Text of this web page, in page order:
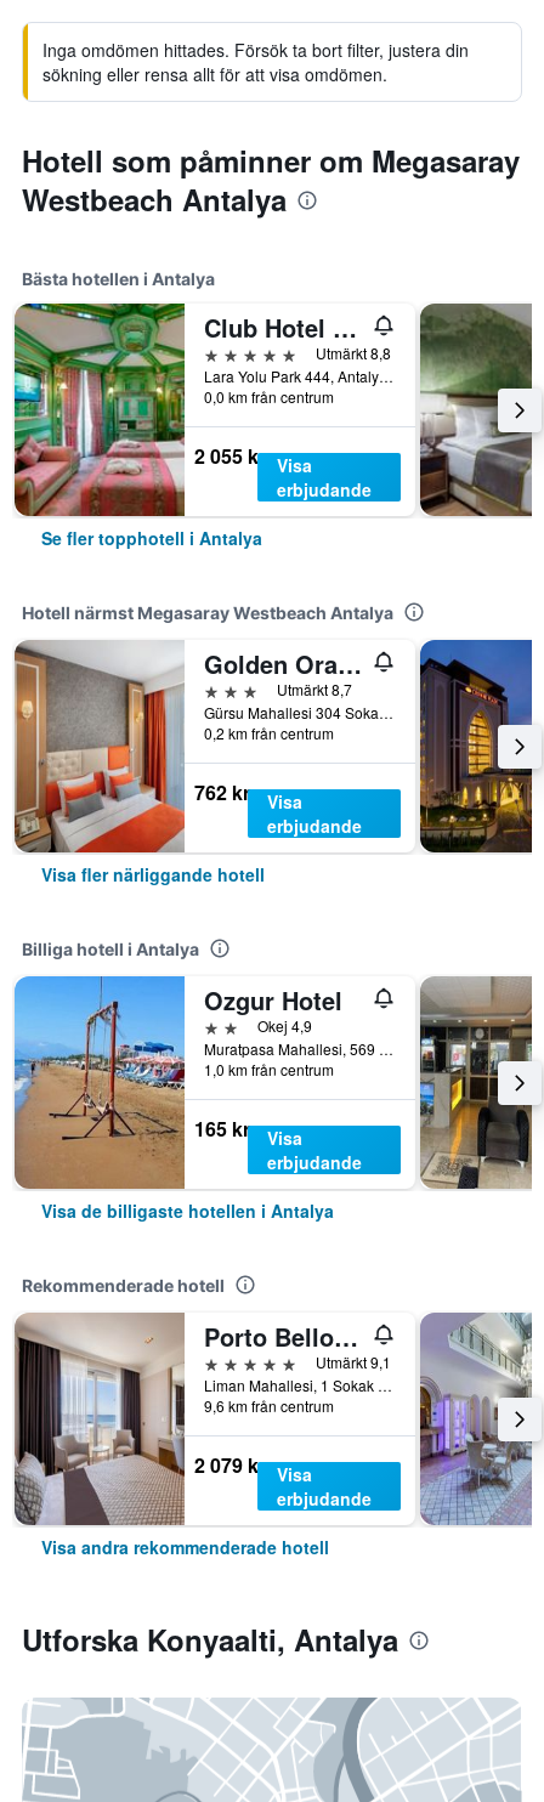
Inga omdömen hittades. Försök ta bort filter, justera din
sökning eller rensa allt för att visa omdömen.
Hotell som påminner om Megasaray
Westbeach Antalya
Bästa hotellen i Antalya
Club Hotel Sera
5 stjärnor
Utmärkt 8,8
Lara Yolu Park 444, Antalya, Turkiet
0,0 km från centrum
2 055 kr Visa
erbjudande
Se fler topphotell i Antalya
Hotell närmst Megasaray Westbeach Antalya
Golden Orange Hotel
3 stjärnorUtmärkt 8,7
Gürsu Mahallesi 304 Sokak No. 52, Antalya, Turkiet
0,2 km från centrum
762 kr
Visa
erbjudande
Visa fler närliggande hotell
Billiga hotell i Antalya
Ozgur Hotel
2 stjärnorOkej 4,9
Muratpasa Mahallesi, 569 Sokak no 3, Antalya, Turkiet
1,0 km från centrum
165 kr
Visa
erbjudande
Visa de billigaste hotellen i Antalya
Rekommenderade hotell
Porto Bello Hotel Resort & Spa
5 stjärnor
Utmärkt 9,1
Liman Mahallesi, 1 Sokak 4A/4B, Konyaaltı, Antalya, Turkiet
9,6 km från centrum
2 079 kr Visa
erbjudande
Visa andra rekommenderade hotell
Utforska Konyaalti, Antalya